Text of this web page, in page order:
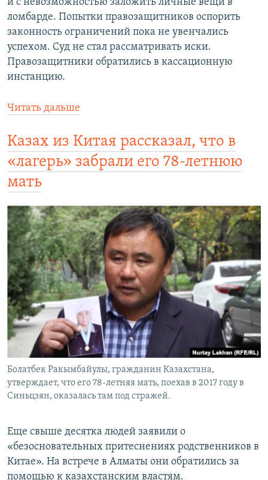
и с невозможностью заложить личные вещи в
ломбарде. Попытки правозащитников оспорить
законность ограничений пока не увенчались
успехом. Суд не стал рассматривать иски.
Правозащитники обратились в кассационную
инстанцию.
Читать дальше
Казах из Китая рассказал, что в
«лагерь» забрали его 78-летнюю
мать
Болатбек Ракымбайулы, гражданин Казахстана,
утверждает, что его 78-летняя мать, поехав в 2017 году в
Синьцзян, оказалась там под стражей.
Еще свыше десятка людей заявили о
«безосновательных притеснениях родственников в
Китае». На встрече в Алматы они обратились за
помощью к казахстанским властям.